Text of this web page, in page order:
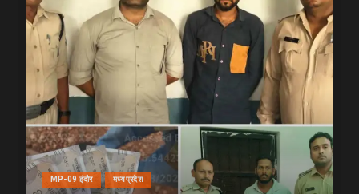
MP-09 इंदौर मध्यप्रदेश